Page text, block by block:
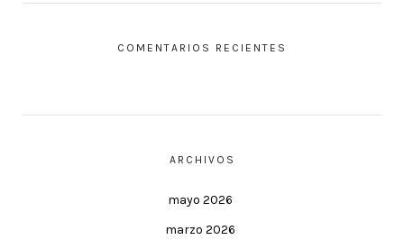
COMENTARIOS RECIENTES
ARCHIVOS
mayo 2026
marzo 2026